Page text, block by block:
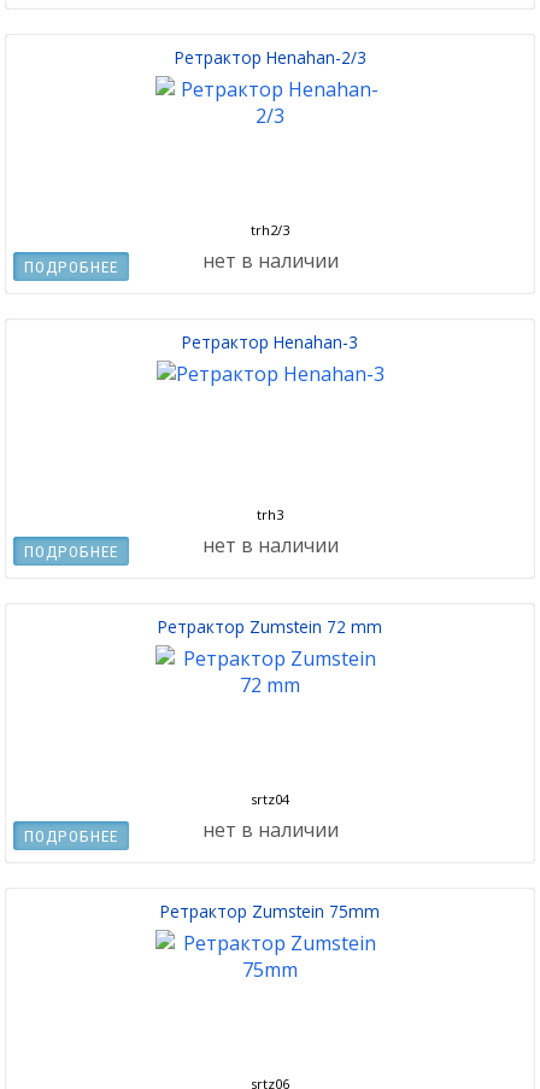
Ретрактор Henahan-2/3
trh2/3
нет в наличии
ПОДРОБНЕЕ
Ретрактор Henahan-3
trh3
нет в наличии
ПОДРОБНЕЕ
Ретрактор Zumstein 72 mm
srtz04
нет в наличии
ПОДРОБНЕЕ
Ретрактор Zumstein 75mm
srtz06